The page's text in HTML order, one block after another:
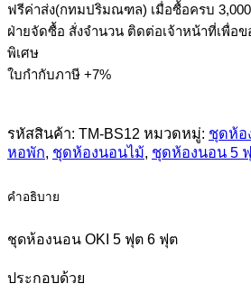
ห้อง
นอน
OKI
5
ฟุต
ชิ้น
ฟรีค่าส่ง(กทมปริมณฑล) เมื่อซื้อครบ
ฝ่ายจัดซื้อ สั่งจำนวน ติดต่อเจ้าหน้าที่เพื่อข
พิเศษ
ใบกำกับภาษี +7%
รหัสสินค้า: TM-BS12 หมวดหมู่: ชุดห้อ
หอพัก, ชุดห้องนอนไม้, ชุดห้องนอน 5
คำอธิบาย
ชุดห้องนอน OKI 5 ฟุต 6 ฟุต
ประกอบด้วย